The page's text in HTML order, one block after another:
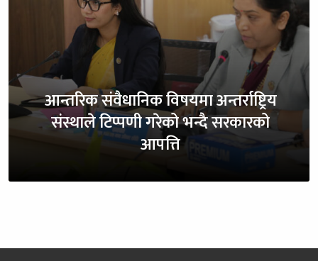
आन्तरिक संवैधानिक विषयमा अन्तर्राष्ट्रिय
संस्थाले टिप्पणी गरेको भन्दै सरकारको
आपत्ति